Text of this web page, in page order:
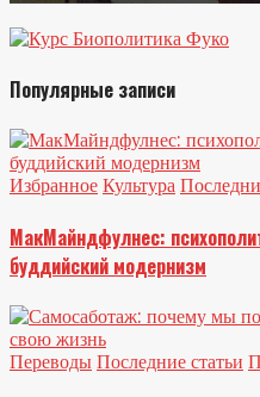
Популярные записи
Избранное Культура
МакМайндфулнес:
буддийский модернизм
Переводы Последние статьи